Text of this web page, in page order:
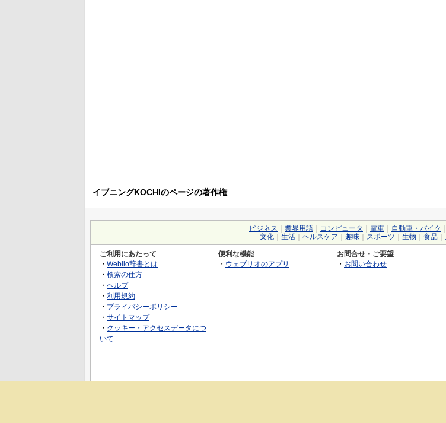
イブニングKOCHIのページの著作権
ビジネス 業界用語 コンピュータ 電車 自動車・バイク
文化
生活 ヘルスケア 趣味 スポーツ 生物 食品
ご利用にあたって
・ Weblio辞書とは
・ 検索の仕方
・ ヘルプ
・ 利用規約
・ プライバシーポリシー
・ サイトマップ
・ クッキー・アクセスデータにつ
いて
便利な機能
・ ウェブリオのアプリ
お問合せ・ご要望
・ お問い合わせ